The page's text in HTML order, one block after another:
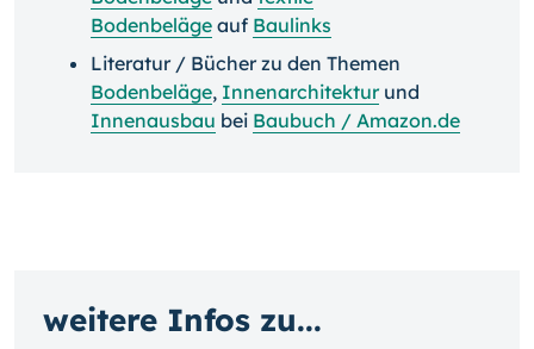
Bodenbeläge auf Baulinks
Literatur / Bücher zu den Themen
Bodenbeläge, Innenarchitekturund
Innenausbau bei Baubuch / Amazon.de
weitere Infos zu...